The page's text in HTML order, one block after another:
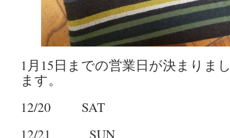
1月15日までの営業日が決まりま
ます。
12/20 SAT
12/21 SUN